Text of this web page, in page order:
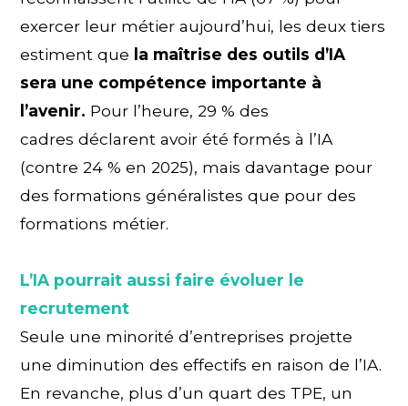
exercer leur métier aujourd’hui, les deux tiers
estiment que la maîtrise des outils d’IA
sera une compétence importante à
l’avenir. Pour l’heure, 29 % des
cadres déclarent avoir été formés à l’IA
(contre 24 % en 2025), mais davantage pour
des formations généralistes que pour des
formations métier.
L’IA pourrait aussi faire évoluer le
recrutement
Seule une minorité d’entreprises projette
une diminution des effectifs en raison de l’IA.
En revanche, plus d’un quart des TPE, un